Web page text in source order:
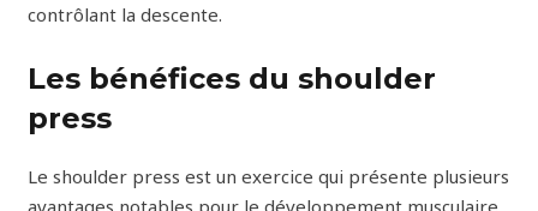
contrôlant la descente.
Les bénéfices du shoulder
press
Le shoulder press est un exercice qui présente plusieurs
avantages notables pour le développement musculaire